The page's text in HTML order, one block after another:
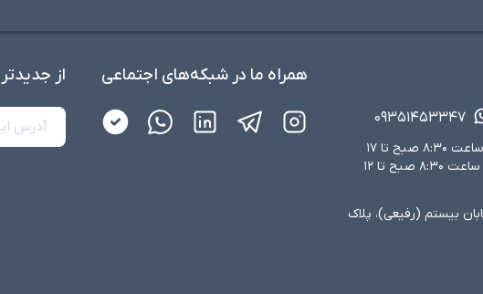
۰۹۳۵۱۴۵۳۳۴۷
شنبه تا چهارشنبه از ساعت ۸:۳۰ صبح تا ۱۷
عصر و پنجشنبه‌ها از ساعت ۸:۳۰ صبح تا ۱۲
بیستم (رفیعی)، پلاک
همراه ما در شبکه‌های اجتماعی از